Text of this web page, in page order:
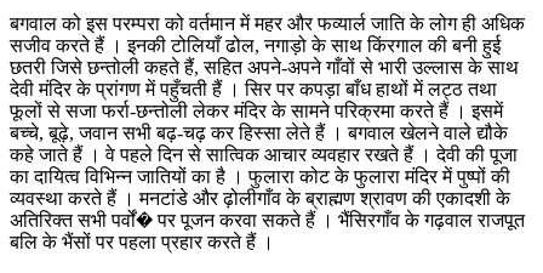
बगवाल को इस परम्परा को वर्तमान में महर और फव्यार्ल जाति के लोग ही अधिक
सजीव करते हैं । इनकी टोलियाँ ढोल, नगाड़ो के साथ किंरगाल की बनी हुई
छतरी जिसे छन्तोली कहते हैं, सहित अपने-अपने गाँवों से भारी उल्लास के साथ
देवी मंदिर के प्रांगण में पहुँचती हैं । सिर पर कपड़ा बाँध हाथों में लट्ठ तथा
फूलों से सजा फर्रा-छन्तोली लेकर मंदिर के सामने परिक्रमा करते हैं । इसमें
बच्चे, बूढ़े, जवान सभी बढ़-चढ़ कर हिस्सा लेते हैं । बगवाल खेलने वाले द्यौके
कहे जाते हैं । वे पहले दिन से सात्विक आचार व्यवहार रखते हैं । देवी की पूजा
का दायित्व विभिन्न जातियों का है । फुलारा कोट के फुलारा मंदिर में पुष्पों की
व्यवस्था करते हैं । मनटांडे और ढ़ोलीगाँव के ब्राह्मण श्रावण की एकादशी के
अतिरिक्त सभी पर्वों� पर पूजन करवा सकते हैं । भैंसिरगाँव के गढ़वाल राजपूत
बलि के भैंसों पर पहला प्रहार करते हैं ।